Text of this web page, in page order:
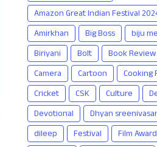
Amazon Great Indian Festival
Amirkhan
Big Boss
biju
Biriyani
Bolt
Book Review
Camera
Cartoon
Cooking
Cricket
CSK Culture
Devotional
Dhyan
dileep
Festival
Film